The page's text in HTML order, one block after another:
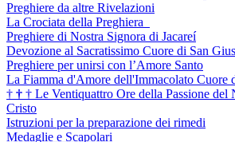
Preghiere da altre Rivelazioni
La Crociata della Preghiera
Preghiere di Nostra Signora di Jacareí
Devozione al Sacratissimo Cuore di San
Preghiere per unirsi con l’Amore Santo
La Fiamma d'Amore dell'Immacolato Cuore
† † † Le Ventiquattro Ore della Passione del
Cristo
Istruzioni per la preparazione dei rimedi
Medaglie e Scapolari